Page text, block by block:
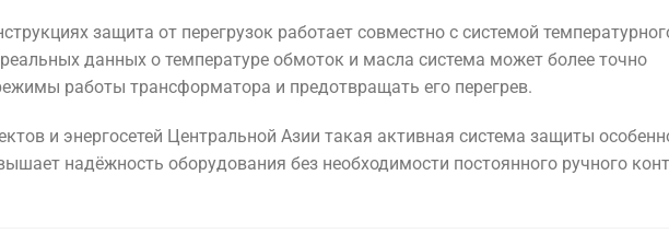
защита от перегрузок работает совместно с системой
данных о температуре обмоток и масла система может более точно
работы трансформатора и предотвращать его перегрев.
и энергосетей Центральной Азии такая активная система защиты
надёжность оборудования без необходимости постоянного ручного